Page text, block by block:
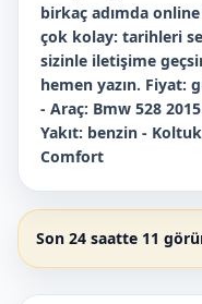
birkaç adımda
çok kolay: tarihleri
sizinle iletişime
hemen yazın. Fiyat:
- Araç: Bmw 528
Yakıt: benzin -
Comfort
Son 24 saatte 11